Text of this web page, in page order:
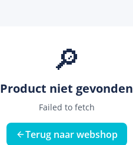
🔎
Product niet gevonden
Failed to fetch
Terug naar webshop